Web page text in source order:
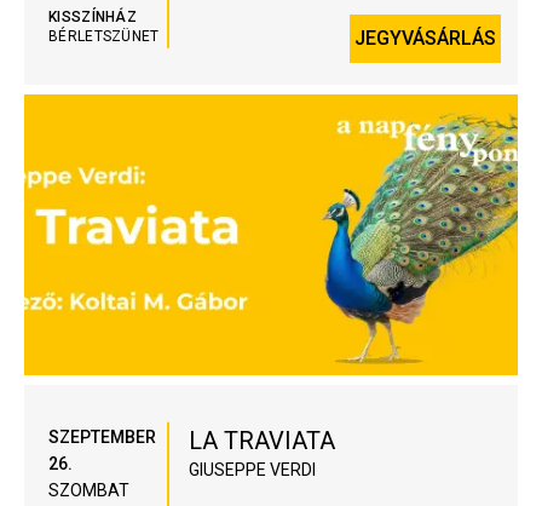
KISSZÍNHÁZ
BÉRLETSZÜNET
JEGYVÁSÁRLÁS
SZEPTEMBER
26.
SZOMBAT
LA TRAVIATA
GIUSEPPE VERDI